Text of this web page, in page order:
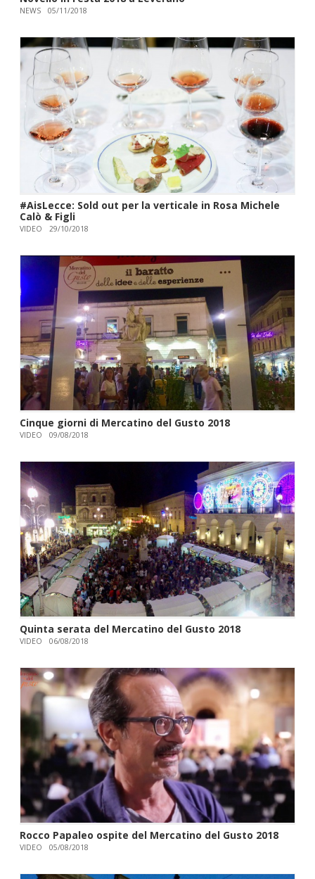
NEWS 05/11/2018
#AisLecce: Sold out per la verticale in Rosa Michele
Calò & Figli
VIDEO 29/10/2018
Cinque giorni di Mercatino del Gusto 2018
VIDEO 09/08/2018
Quinta serata del Mercatino del Gusto 2018
VIDEO 06/08/2018
Rocco Papaleo ospite del Mercatino del Gusto 2018
VIDEO 05/08/2018